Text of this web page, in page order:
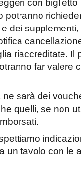
con biglietto
potranno
dei
riaccreditate. Il
far valere
sarà dei
quelli, se non
un tavolo con le